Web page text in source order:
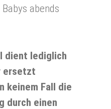
abends
dient lediglich
ersetzt
keinem Fall die
durch einen